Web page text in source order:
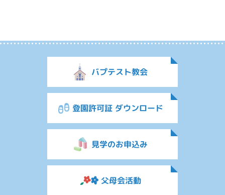
バプテスト教会
登園許可証 ダウンロード
見学のお申込み
父母会活動